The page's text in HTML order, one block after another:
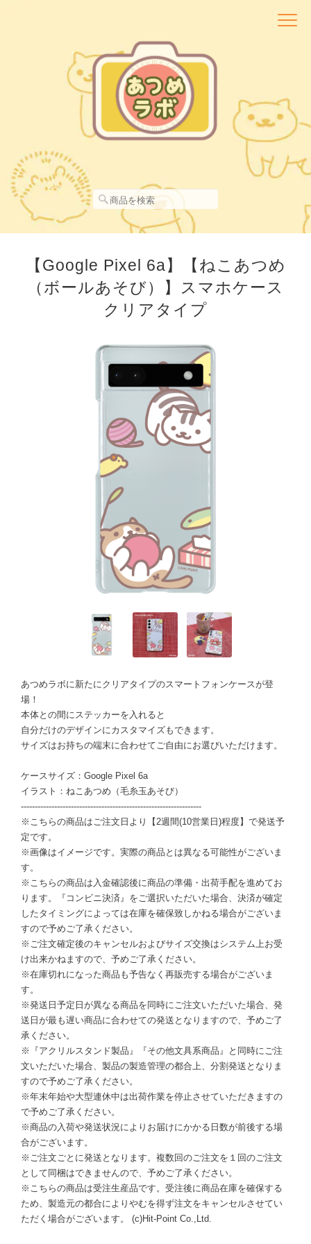
【Google Pixel 6a】【ねこあつめ
（ボールあそび）】スマホケース
クリアタイプ
あつめラボに新たにクリアタイプのスマートフォンケースが登
場！
本体との間にステッカーを入れると
自分だけのデザインにカスタマイズもできます。
サイズはお持ちの端末に合わせてご自由にお選びいただけます。
ケースサイズ：Google Pixel 6a
イラスト：ねこあつめ（毛糸玉あそび）
-----------------------------------------------------------------
※こちらの商品はご注文日より【2週間(10営業日)程度】で発送予
定です。
※画像はイメージです。実際の商品とは異なる可能性がございま
す。
※こちらの商品は入金確認後に商品の準備・出荷手配を進めてお
ります。『コンビニ決済』をご選択いただいた場合、決済が確定
したタイミングによっては在庫を確保致しかねる場合がございま
すので予めご了承ください。
※ご注文確定後のキャンセルおよびサイズ交換はシステム上お受
け出来かねますので、予めご了承ください。
※在庫切れになった商品も予告なく再販売する場合がございま
す。
※発送日予定日が異なる商品を同時にご注文いただいた場合、発
送日が最も遅い商品に合わせての発送となりますので、予めご了
承ください。
※『アクリルスタンド製品』『その他文具系商品』と同時にご注
文いただいた場合、製品の製造管理の都合上、分割発送となりま
すので予めご了承ください。
※年末年始や大型連休中は出荷作業を停止させていただきますの
で予めご了承ください。
※商品の入荷や発送状況によりお届けにかかる日数が前後する場
合がございます。
※ご注文ごとに発送となります。複数回のご注文を１回のご注文
として同梱はできませんので、予めご了承ください。
※こちらの商品は受注生産品です。受注後に商品在庫を確保する
ため、製造元の都合によりやむを得ず注文をキャンセルさせてい
ただく場合がございます。 (c)Hit-Point Co.,Ltd.